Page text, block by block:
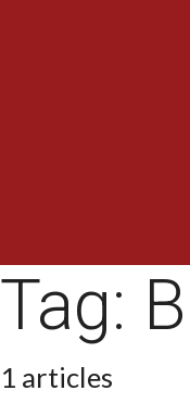
Tag:
1 articles